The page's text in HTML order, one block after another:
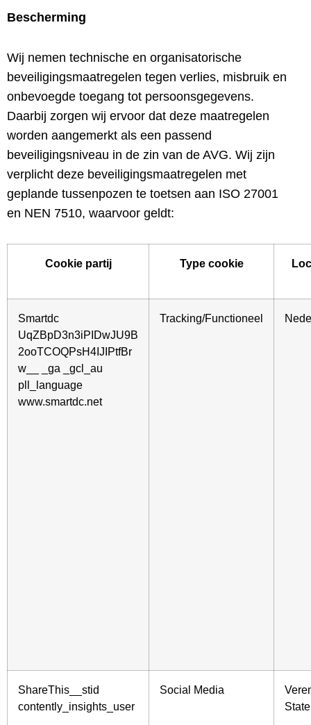
Bescherming
Wij nemen technische en organisatorische
beveiligingsmaatregelen tegen verlies, misbruik en
onbevoegde toegang tot persoonsgegevens.
Daarbij zorgen wij ervoor dat deze maatregelen
worden aangemerkt als een passend
beveiligingsniveau in de zin van de AVG. Wij zijn
verplicht deze beveiligingsmaatregelen met
geplande tussenpozen te toetsen aan ISO 27001
en NEN 7510, waarvoor geldt:
Cookie partij Type cookie
Smartdc
UqZBpD3n3iPIDwJU9B
2ooTCOQPsH4IJIPtfBr
w__ _ga _gcl_au
pll_language
www.smartdc.net
Tracking/Functioneel
ShareThis__stid
contently_insights_user
Social Media